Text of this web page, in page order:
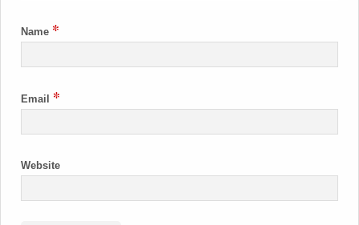
Name *
Email *
Website